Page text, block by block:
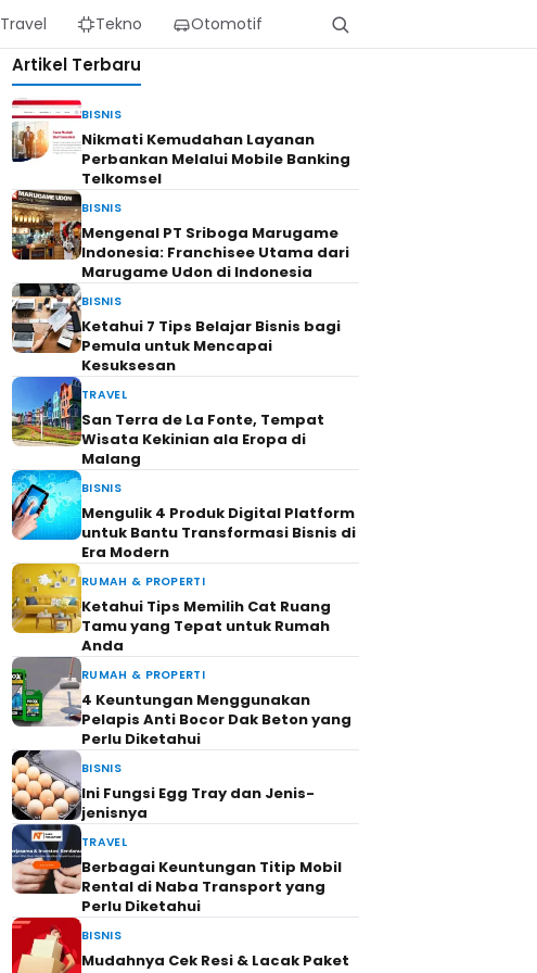
Travel Tekno Otomotif
Artikel Terbaru
BISNIS
Nikmati Kemudahan Layanan
Perbankan Melalui Mobile Banking
Telkomsel
BISNIS
Mengenal PT Sriboga Marugame
Indonesia: Franchisee Utama dari
Marugame Udon di Indonesia
BISNIS
Ketahui 7 Tips Belajar Bisnis bagi
Pemula untuk Mencapai
Kesuksesan
TRAVEL
San Terra de La Fonte, Tempat
Wisata Kekinian ala Eropa di
Malang
BISNIS
Mengulik 4 Produk Digital Platform
untuk Bantu Transformasi Bisnis di
Era Modern
RUMAH & PROPERTI
Ketahui Tips Memilih Cat Ruang
Tamu yang Tepat untuk Rumah
Anda
RUMAH & PROPERTI
4 Keuntungan Menggunakan
Pelapis Anti Bocor Dak Beton yang
Perlu Diketahui
BISNIS
Ini Fungsi Egg Tray dan Jenis-
jenisnya
TRAVEL
Berbagai Keuntungan Titip Mobil
Rental di Naba Transport yang
Perlu Diketahui
BISNIS
Mudahnya Cek Resi & Lacak Paket